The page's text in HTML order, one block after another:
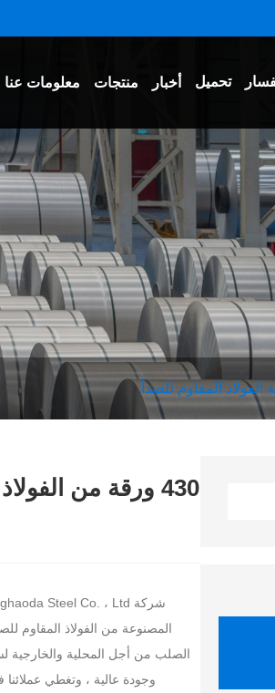
معلومات عنا منتجات أخبار تحميل
الفولاذ المقاوم للصدأ
430 ورقة من
الصلب من أجل المحلية والخارجية
وجودة عالية ، وتغطي